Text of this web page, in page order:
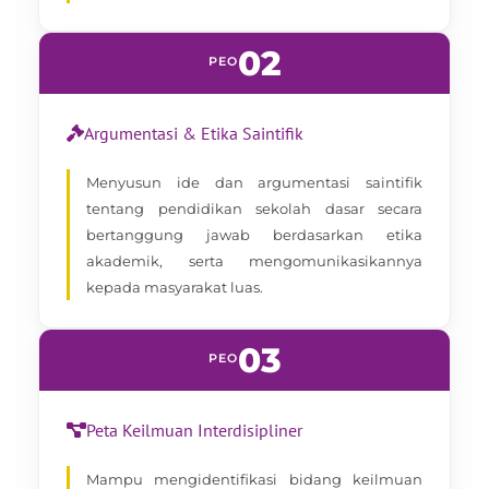
PEO02
Argumentasi & Etika Saintifik
Menyusun ide dan argumentasi saintifik
tentang pendidikan sekolah dasar secara
bertanggung jawab berdasarkan etika
akademik, serta mengomunikasikannya
kepada masyarakat luas.
PEO03
Peta Keilmuan Interdisipliner
Mampu mengidentifikasi bidang keilmuan